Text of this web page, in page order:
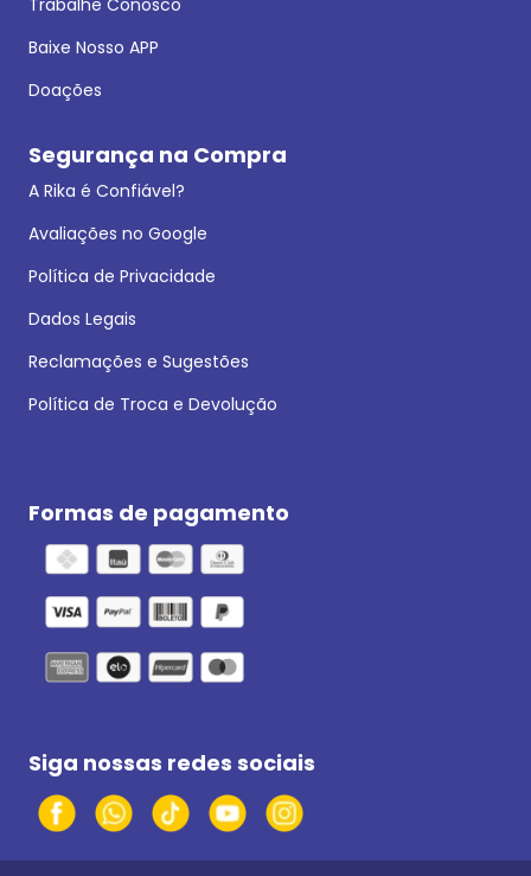
Trabalhe Conosco
Baixe Nosso APP
Doações
Segurança na Compra
A Rika é Confiável?
Avaliações no Google
Política de Privacidade
Dados Legais
Reclamações e Sugestões
Política de Troca e Devolução
Formas de pagamento
Siga nossas redes sociais